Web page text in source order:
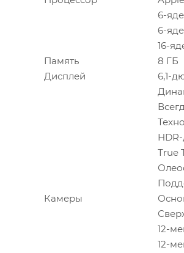
6-
6-
16-
Память
8 ГБ
Дисплей
6,1-
True
Камеры
12-
12-